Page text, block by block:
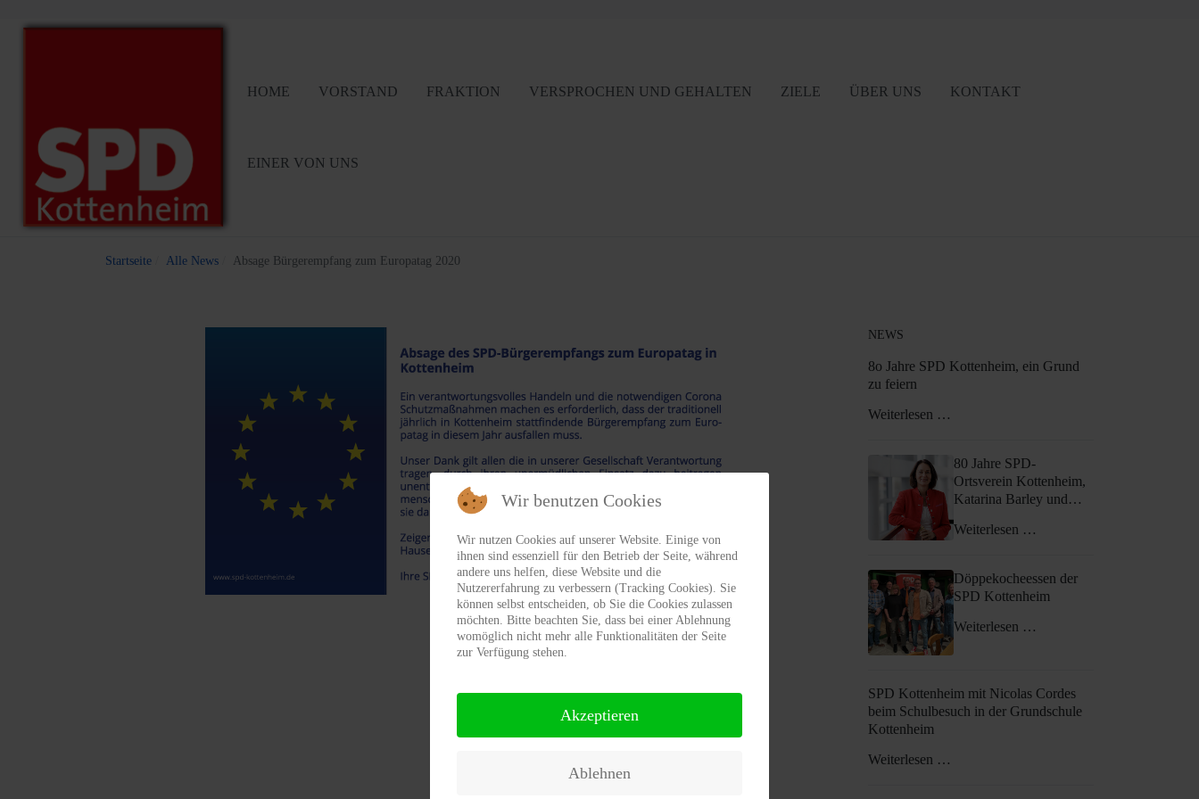
HOME VORSTAND FRAKTION VERSPROCHEN UND GEHALTEN ZIELE ÜBER UNS KONTAKT
EINER VON UNS
Startseite Alle News Absage Bürgerempfang zum Europatag 2020
NEWS
8o Jahre SPD Kottenheim, ein Grund
zu feiern
Weiterlesen …
80 Jahre SPD-
Ortsverein Kottenheim,
Katarina Barley und
beim Bürgerempfang
Europatages in
Kottenheim
Weiterlesen …
Döppekocheessen der
SPD Kottenheim
Weiterlesen …
SPD Kottenheim mit Nicolas Cordes
beim Schulbesuch in der Grundschule
Kottenheim
Weiterlesen …
Wir benutzen Cookies
Wir nutzen Cookies auf unserer Website. Einige von
ihnen sind essenziell für den Betrieb der Seite, während
andere uns helfen, diese Website und die
Nutzererfahrung zu verbessern (Tracking Cookies). Sie
können selbst entscheiden, ob Sie die Cookies zulassen
möchten. Bitte beachten Sie, dass bei einer Ablehnung
womöglich nicht mehr alle Funktionalitäten der Seite
zur Verfügung stehen.
Akzeptieren
Ablehnen